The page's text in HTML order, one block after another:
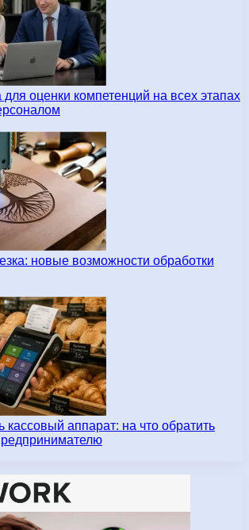
оценки компетенций на всех этапах
новые возможности обработки
кассовый аппарат: на что обратить